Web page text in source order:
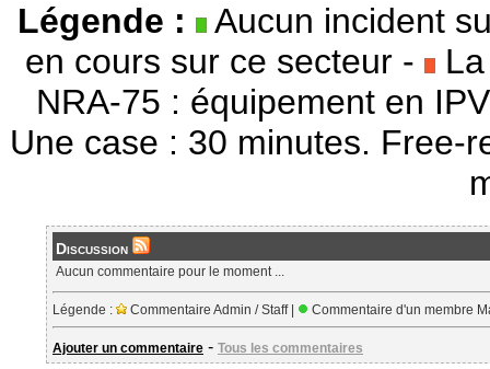
Légende :
Aucun incident
en cours sur ce secteur - La
NRA-75 : équipement en
Une case : 30 minutes. Free-
Discussion
Aucun commentaire pour le moment ...
Légende : Commentaire Admin / Staff | Commentaire d'un membre
Ajouter un commentaire - Tous les commentaires